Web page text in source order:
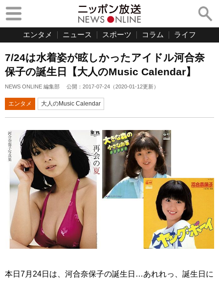
エンタメ ニュース スポーツ コラム ライフ
7/24は水着姿が眩しかったアイドル河合奈
保子の誕生日【大人のMusic Calendar】
NEWS ONLINE 編集部 公開： 2017-07-24 （2020-01-12更新）
エンタメ 大人のMusic Calendar
本日7月24日は、河合奈保子の誕生日…あれれっ、誕生日に